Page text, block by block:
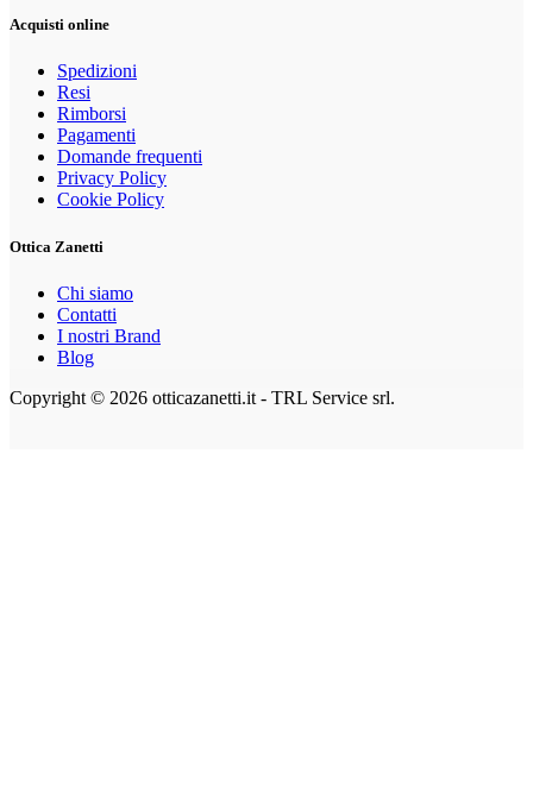
Acquisti online
Spedizioni
Resi
Rimborsi
Pagamenti
Domande frequenti
Privacy Policy
Cookie Policy
Ottica Zanetti
Chi siamo
Contatti
I nostri Brand
Blog
Copyright © 2026 otticazanetti.it - TRL Service srl.